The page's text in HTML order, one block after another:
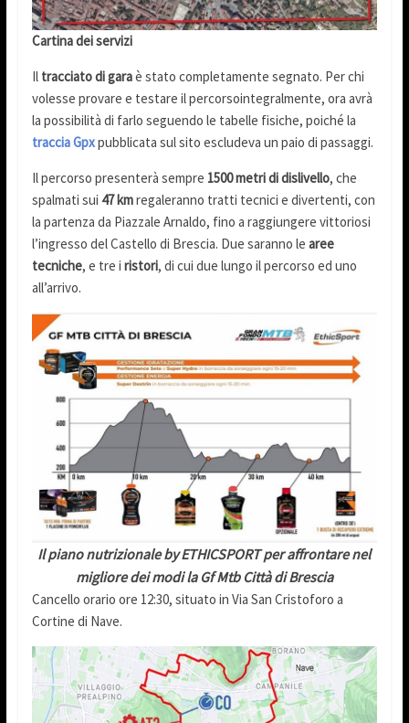
Cartina dei servizi
Il tracciato di garaè stato completamente segnato. Per chi
volesse provare e testare il percorsointegralmente, ora avrà
la possibilità di farlo seguendo le tabelle fisiche, poiché la
traccia Gpxpubblicata sul sito escludeva un paio di passaggi.
Il percorso presenterà sempre 1500 metri di dislivello, che
spalmati sui 47 kmregaleranno tratti tecnici e divertenti, con
la partenza da Piazzale Arnaldo, fino a raggiungere vittoriosi
l’ingresso del Castello di Brescia. Due saranno le aree
tecniche, e tre i ristori, di cui due lungo il percorso ed uno
all’arrivo.
Il piano nutrizionale by ETHICSPORT per affrontare nel
migliore dei modi la Gf Mtb Città di Brescia
Cancello orario ore 12:30, situato in Via San Cristoforo a
Cortine di Nave.